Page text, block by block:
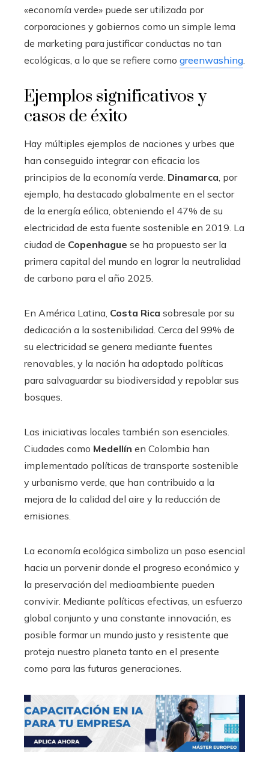
«economía verde» puede ser utilizada por
corporaciones y gobiernos como un simple lema
de marketing para justificar conductas no tan
ecológicas, a lo que se refiere como greenwashing.
Ejemplos significativos y
casos de éxito
Hay múltiples ejemplos de naciones y urbes que
han conseguido integrar con eficacia los
principios de la economía verde. Dinamarca, por
ejemplo, ha destacado globalmente en el sector
de la energía eólica, obteniendo el 47% de su
electricidad de esta fuente sostenible en 2019. La
ciudad de Copenhague se ha propuesto ser la
primera capital del mundo en lograr la neutralidad
de carbono para el año 2025.
En América Latina, Costa Rica sobresale por su
dedicación a la sostenibilidad. Cerca del 99% de
su electricidad se genera mediante fuentes
renovables, y la nación ha adoptado políticas
para salvaguardar su biodiversidad y repoblar sus
bosques.
Las iniciativas locales también son esenciales.
Ciudades como Medellín en Colombia han
implementado políticas de transporte sostenible
y urbanismo verde, que han contribuido a la
mejora de la calidad del aire y la reducción de
emisiones.
La economía ecológica simboliza un paso esencial
hacia un porvenir donde el progreso económico y
la preservación del medioambiente pueden
convivir. Mediante políticas efectivas, un esfuerzo
global conjunto y una constante innovación, es
posible formar un mundo justo y resistente que
proteja nuestro planeta tanto en el presente
como para las futuras generaciones.